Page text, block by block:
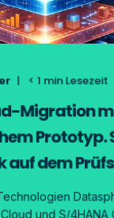
< 1 min Lesezeit
Migration
Prototyp.
auf dem
und S/4HANA